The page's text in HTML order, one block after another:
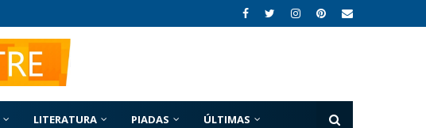
LITERATURA PIADAS ÚLTIMAS